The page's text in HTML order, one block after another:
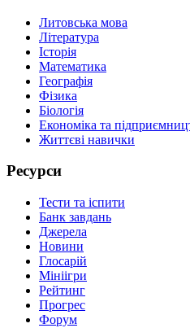
Литовська мова
Література
Історія
Математика
Географія
Фізика
Біологія
Економіка та
Життєві навички
Ресурси
Тести та іспити
Банк завдань
Джерела
Новини
Глосарій
Мініігри
Рейтинг
Прогрес
Форум